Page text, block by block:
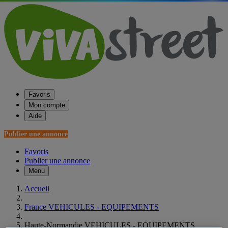
Favoris
Mon compte
Aide
Publier une annonce
Favoris
Publier une annonce
Menu
Accueil
France VEHICULES - EQUIPEMENTS
Haute-Normandie VEHICULES - EQUIPEMENTS